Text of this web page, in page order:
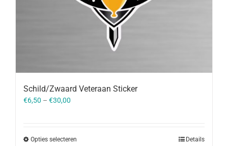
Schild/Zwaard Veteraan Sticker
€6,50 – €30,00
Opties selecteren Details